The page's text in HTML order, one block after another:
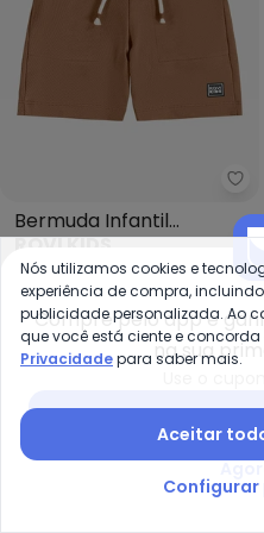
Bermuda Infantil
Moletom (Marrom)
ROVI KIDS
R$ 85,49R$ 109,99
ou2xdeR$ 42,74semjuros
-52%
Compre pelo app e
na sua
Nós utilizamos cookies e
experiência de compra,
publicidade personalizada. Ao
que você está ciente e
Privacidadepara saber mais.
Aceitar